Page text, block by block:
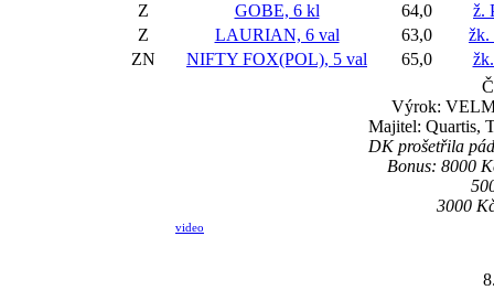
Z
GOBE, 6 kl 64,0
ž.
Z
LAURIAN, 6 val 63,0
žk.
ZN
NIFTY FOX(POL), 5 val 65,0
Výrok:
Majitel: Quartis,
DK prošetřila
Bonus: 8000
3000
video